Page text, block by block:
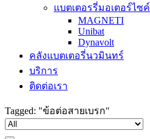
แบตเตอรรี่มอเตอร์ไซค์
MAGNETI
Unibat
Dynavolt
คลังแบตเตอรี่นวมินทร์
บริการ
ติดต่อเรา
Tagged: "ข้อต่อสายเบรก"